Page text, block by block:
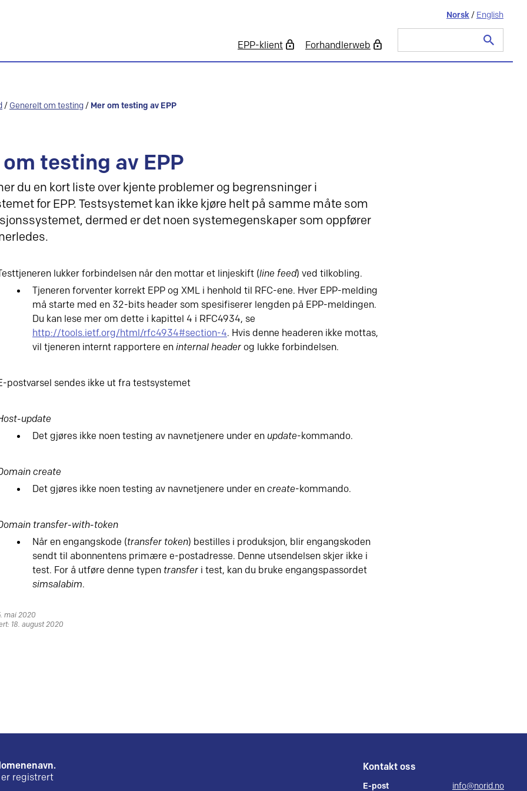
EPP-klient Forhandlerweb
Norsk / English
etter:
/ Generelt om testing / Mer om testing av EPP
om testing av EPP
du en kort liste over kjente problemer og begrensninger i
for EPP. Testsystemet kan ikke kjøre helt på samme måte som
dermed er det noen systemegenskaper som oppfører
lukker forbindelsen når den mottar et linjeskift (line feed) ved tilkobling.
Tjeneren forventer korrekt EPP og XML i henhold til RFC-ene. Hver EPP-melding
må starte med en 32-bits header som spesifiserer lengden på EPP-meldingen.
Du kan lese mer om dette i kapittel 4 i RFC4934, se
http://tools.ietf.org/html/rfc4934#section-4. Hvis denne headeren ikke mottas,
vil tjeneren internt rapportere en internal header og lukke forbindelsen.
postvarsel sendes ikke ut fra testsystemet
update
Det gjøres ikke noen testing av navnetjenere under en update-kommando.
create
Det gjøres ikke noen testing av navnetjenere under en create-kommando.
transfer-with-token
Når en engangskode (transfer token) bestilles i produksjon, blir engangskoden
sendt til abonnentens primære e-postadresse. Denne utsendelsen skjer ikke i
test. For å utføre denne typen transfer i test, kan du bruke engangspassordet
simsalabim.
mai 2020
18. august 2020
er registrert
Kontakt oss
E-post info@norid.no